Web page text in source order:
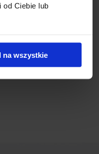
Ciebie lub
na wszystkie